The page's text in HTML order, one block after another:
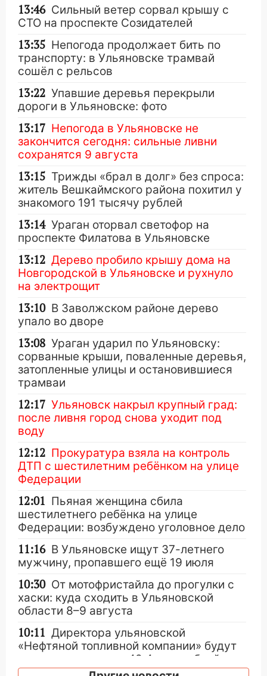
13:46 Сильный ветер сорвал крышу с
СТО на проспекте Созидателей
13:35 Непогода продолжает бить по
транспорту: в Ульяновске трамвай
сошёл с рельсов
13:22 Упавшие деревья перекрыли
дороги в Ульяновске: фото
13:17 Непогода в Ульяновске не
закончится сегодня: сильные ливни
сохранятся 9 августа
13:15 Трижды «брал в долг» без спроса:
житель Вешкаймского района похитил у
знакомого 191 тысячу рублей
13:14 Ураган оторвал светофор на
проспекте Филатова в Ульяновске
13:12 Дерево пробило крышу дома на
Новгородской в Ульяновске и рухнуло
на электрощит
13:10 В Заволжском районе дерево
упало во дворе
13:08 Ураган ударил по Ульяновску:
сорванные крыши, поваленные деревья,
затопленные улицы и остановившиеся
трамваи
12:17 Ульяновск накрыл крупный град:
после ливня город снова уходит под
воду
12:12 Прокуратура взяла на контроль
ДТП с шестилетним ребёнком на улице
Федерации
12:01 Пьяная женщина сбила
шестилетнего ребёнка на улице
Федерации: возбуждено уголовное дело
11:16 В Ульяновске ищут 37-летнего
мужчину, пропавшего ещё 19 июля
10:30 От мотофристайла до прогулки с
хаски: куда сходить в Ульяновской
области 8–9 августа
10:11 Директора ульяновской
«Нефтяной топливной компании» будут
судить за неуплату 48,4 млн рублей
налогов